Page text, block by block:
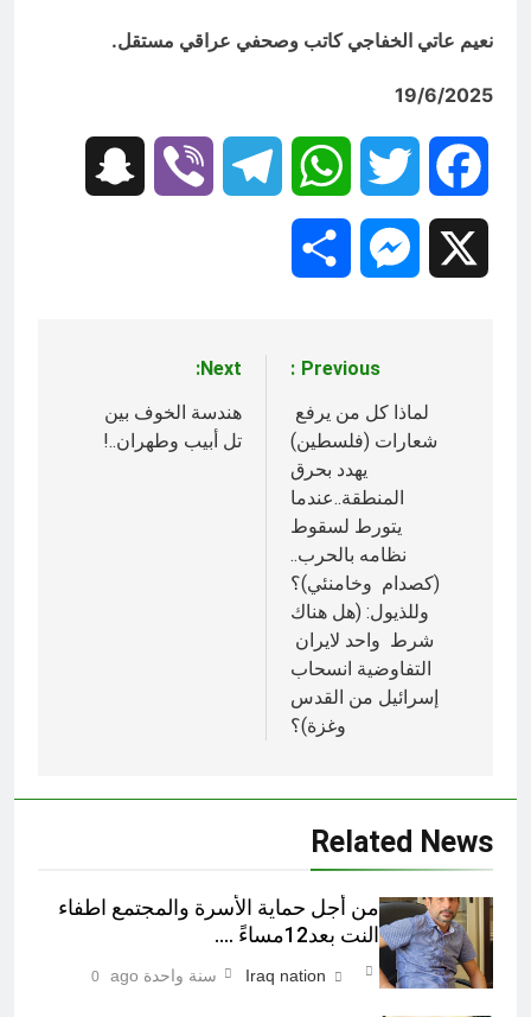
نعيم عاتي الخفاجي كاتب وصحفي عراقي مستقل.
19/6/2025
Facebook
Twitter
WhatsApp
Telegram
Viber
Messenger
المقالات
Previous:
لماذا كل من يرفع
شعارات (فلسطين)
يهدد بحرق
المنطقة..عندما
يتورط لسقوط
نظامه بالحرب..
(كصدام وخامنئي)؟
وللذيول: (هل هناك
شرط واحد لايران
التفاوضية انسحاب
إسرائيل من القدس
وغزة)؟
Next:
هندسة الخوف بين
تل أبيب وطهران..!
Related News
من أجل حماية الأسرة والمجتمع اطفاء
النت بعد12مساءً ….
Iraq nation سنة واحدة ago 0